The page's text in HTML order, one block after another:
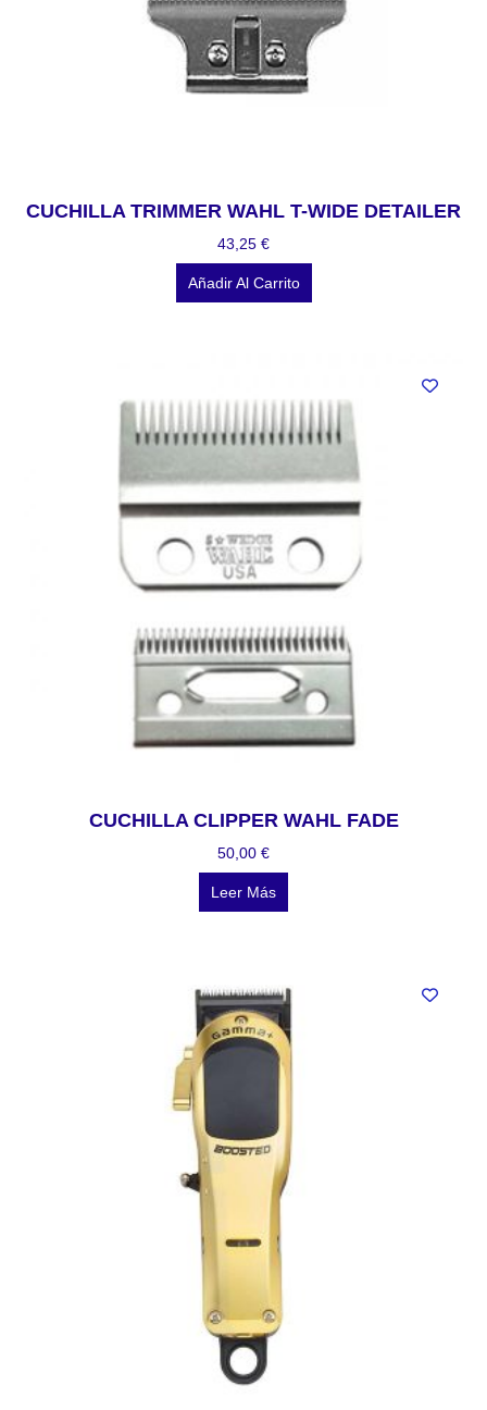
CUCHILLA TRIMMER WAHL T-WIDE DETAILER
43,25 €
Añadir Al Carrito
CUCHILLA CLIPPER WAHL FADE
50,00 €
Leer Más